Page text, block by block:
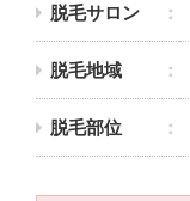
脱毛サロン
脱毛地域
脱毛部位